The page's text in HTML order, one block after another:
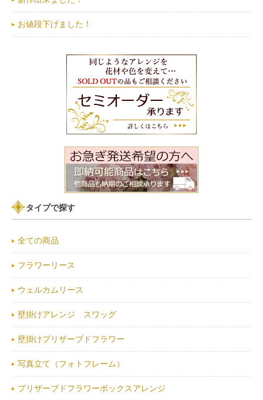
お値段下げました！
タイプで探す
全ての商品
フラワーリース
ウェルカムリース
壁掛けアレンジ スワッグ
壁掛けプリザーブドフラワー
写真立て（フォトフレーム）
プリザーブドフラワーボックスアレンジ